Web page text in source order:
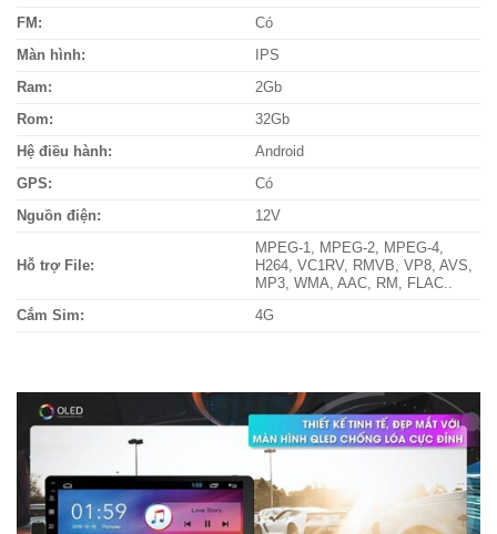
FM: Có
Màn hình: IPS
Ram: 2Gb
Rom: 32Gb
Hệ điều hành: Android
GPS: Có
Nguồn điện: 12V
Hỗ trợ File:
MPEG-1, MPEG-2, MPEG-4,
H264, VC1RV, RMVB, VP8, AVS,
MP3, WMA, AAC, RM, FLAC..
Cắm Sim: 4G